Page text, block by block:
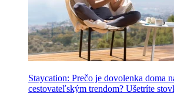
Staycation: Prečo je dovolenka doma
cestovateľským trendom? Ušetríte